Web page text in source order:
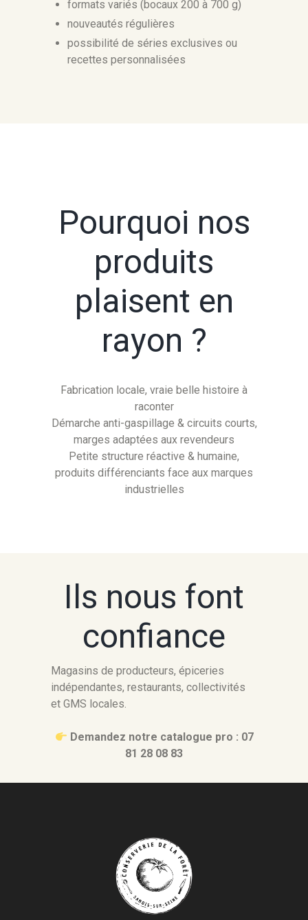
formats variés (bocaux 200 à 700 g)
nouveautés régulières
possibilité de séries exclusives ou
recettes personnalisées
Pourquoi nos
produits
plaisent en
rayon ?
Fabrication locale, vraie belle histoire à
raconter
Démarche anti-gaspillage & circuits courts,
marges adaptées aux revendeurs
Petite structure réactive & humaine,
produits différenciants face aux marques
industrielles
Ils nous font
confiance
Magasins de producteurs, épiceries
indépendantes, restaurants, collectivités
et GMS locales.
Demandez notre catalogue pro : 07
81 28 08 83